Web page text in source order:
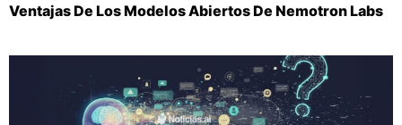
Ventajas De Los Modelos Abiertos De Nemotron Labs